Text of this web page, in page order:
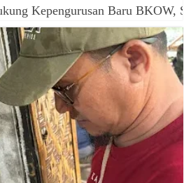
Kepengurusan Baru BKOW,